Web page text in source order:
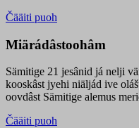
Čääiti puoh
Miärádâstoohâm
Sämitige 21 jesânid já nelji
kooskâst jyehi niäljád ive
oovdâst Sämitige alemus
Čääiti puoh